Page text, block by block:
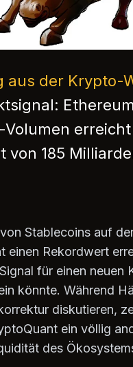
aus der Krypto-
Volumen erreicht
von 185
Stablecoins auf
einen Rekordwert
für einen neuen
könnte. Während
diskutieren,
ein völlig
des